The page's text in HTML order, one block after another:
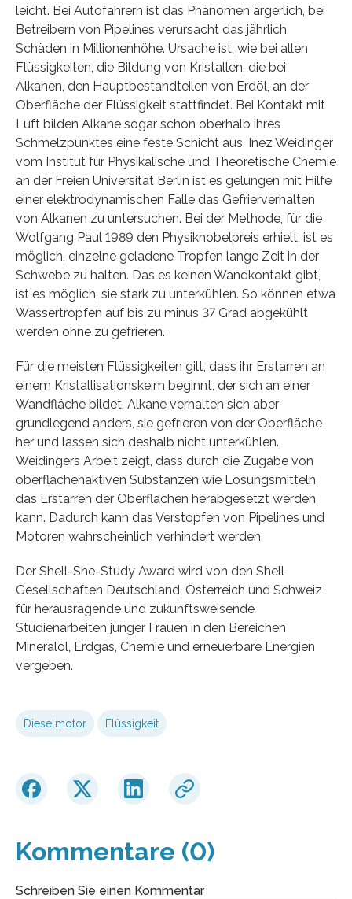
leicht. Bei Autofahrern ist das Phänomen ärgerlich, bei
Betreibern von Pipelines verursacht das jährlich
Schäden in Millionenhöhe. Ursache ist, wie bei allen
Flüssigkeiten, die Bildung von Kristallen, die bei
Alkanen, den Hauptbestandteilen von Erdöl, an der
Oberfläche der Flüssigkeit stattfindet. Bei Kontakt mit
Luft bilden Alkane sogar schon oberhalb ihres
Schmelzpunktes eine feste Schicht aus. Inez Weidinger
vom Institut für Physikalische und Theoretische Chemie
an der Freien Universität Berlin ist es gelungen mit Hilfe
einer elektrodynamischen Falle das Gefrierverhalten
von Alkanen zu untersuchen. Bei der Methode, für die
Wolfgang Paul 1989 den Physiknobelpreis erhielt, ist es
möglich, einzelne geladene Tropfen lange Zeit in der
Schwebe zu halten. Das es keinen Wandkontakt gibt,
ist es möglich, sie stark zu unterkühlen. So können etwa
Wassertropfen auf bis zu minus 37 Grad abgekühlt
werden ohne zu gefrieren.
Für die meisten Flüssigkeiten gilt, dass ihr Erstarren an
einem Kristallisationskeim beginnt, der sich an einer
Wandfläche bildet. Alkane verhalten sich aber
grundlegend anders, sie gefrieren von der Oberfläche
her und lassen sich deshalb nicht unterkühlen.
Weidingers Arbeit zeigt, dass durch die Zugabe von
oberflächenaktiven Substanzen wie Lösungsmitteln
das Erstarren der Oberflächen herabgesetzt werden
kann. Dadurch kann das Verstopfen von Pipelines und
Motoren wahrscheinlich verhindert werden.
Der Shell-She-Study Award wird von den Shell
Gesellschaften Deutschland, Österreich und Schweiz
für herausragende und zukunftsweisende
Studienarbeiten junger Frauen in den Bereichen
Mineralöl, Erdgas, Chemie und erneuerbare Energien
vergeben.
Dieselmotor Flüssigkeit
Kommentare (0)
Schreiben Sie einen Kommentar